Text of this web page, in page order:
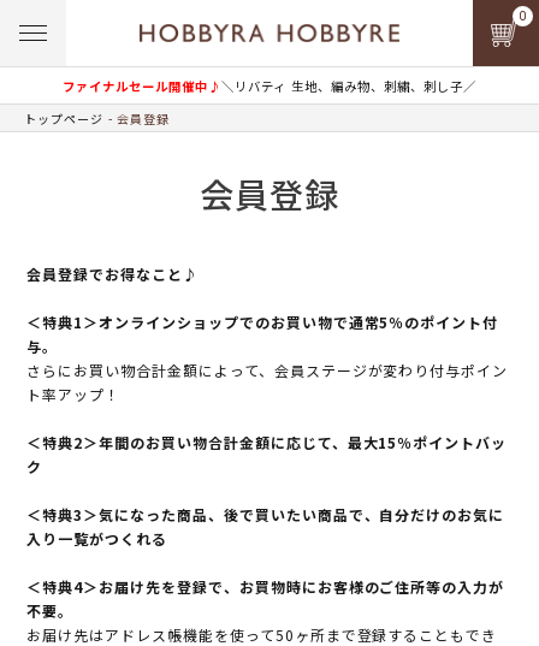
ファイナルセール開催中♪＼リバティ 生地、編み物、刺繍、刺し子／
0
トップページ 会員登録
会員登録
会員登録でお得なこと♪
＜特典1＞オンラインショップでのお買い物で通常5％のポイント付
与。
さらにお買い物合計金額によって、会員ステージが変わり付与ポイン
ト率アップ！
＜特典2＞年間のお買い物合計金額に応じて、最大15％ポイントバッ
ク
＜特典3＞気になった商品、後で買いたい商品で、自分だけのお気に
入り一覧がつくれる
＜特典4＞お届け先を登録で、お買物時にお客様のご住所等の入力が
不要。
お届け先はアドレス帳機能を使って50ヶ所まで登録することもでき